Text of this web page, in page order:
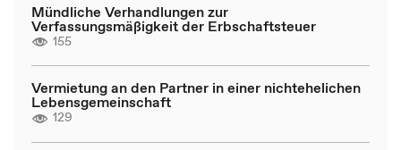
Mündliche Verhandlungen zur
Verfassungsmäßigkeit der Erbschaftsteuer
155
Vermietung an den Partner in einer nichtehelichen
Lebensgemeinschaft
129